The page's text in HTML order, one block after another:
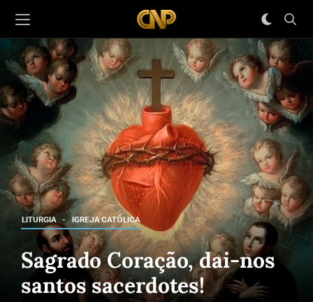
LITURGIA IGREJA CATÓLICA
Sagrado Coração, dai-nos
santos sacerdotes!